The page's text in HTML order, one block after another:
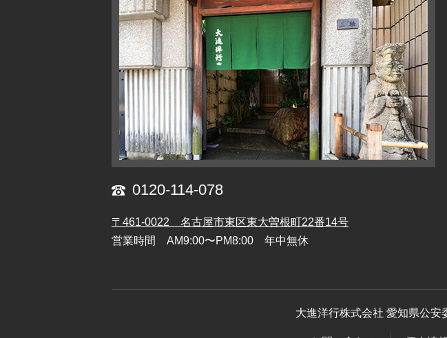
0120-114-078
〒461-0022 名古屋市東区東大曽根町22番14号
営業時間 AM9:00〜PM8:00 年中無休
大進洋行株式会社 愛知県公